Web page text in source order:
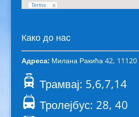
Како до нас
Адреса:Милана Ракића 42, 11120
Трамвај: 5,6,7,14
Тролејбус: 28, 40